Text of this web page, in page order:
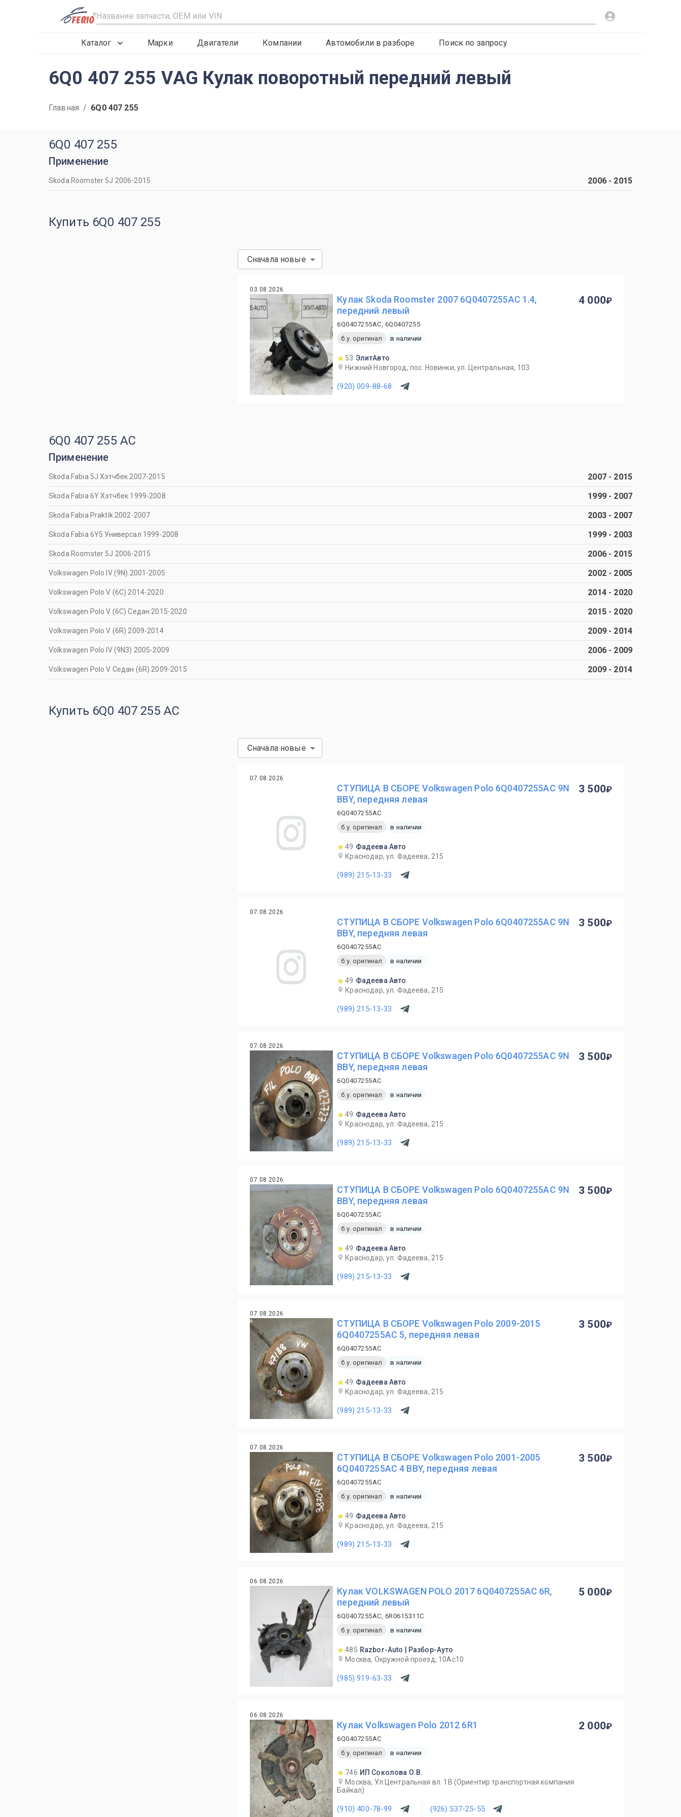
R
Каталог Марки Двигатели Компании Автомобили в разборе Поиск по запросу
6Q0 407 255 VAG Кулак поворотный передний левый
Главная / 6Q0 407 255
6Q0 407 255
Применение
Skoda Roomster 5J 2006-2015 2006- 2015
Купить 6Q0 407 255
Сначала новые
03.08.2026
Кулак Skoda Roomster 2007 6Q0407255AC 1.4,
передний левый
6Q0407255AC, 6Q0407255
б.у. оригинал
в наличии
53 ЭлитАвто
Нижний Новгород, пос. Новинки, ул. Центральная, 103
(920) 009-88-68
4 000
6Q0 407 255 AC
Применение
Skoda Fabia 5J Хэтчбек 2007-2015 2007- 2015
Skoda Fabia 6Y Хэтчбек 1999-2008 1999- 2007
Skoda Fabia Praktik 2002-2007 2003- 2007
Skoda Fabia 6Y5 Универсал 1999-2008 1999- 2003
Skoda Roomster 5J 2006-2015 2006- 2015
Volkswagen Polo IV (9N) 2001-2005 2002- 2005
Volkswagen Polo V (6C) 2014-2020 2014- 2020
Volkswagen Polo V (6C) Седан 2015-2020 2015- 2020
Volkswagen Polo V (6R) 2009-2014 2009- 2014
Volkswagen Polo IV (9N3) 2005-2009 2006- 2009
Volkswagen Polo V Седан (6R) 2009-2015 2009- 2014
Купить 6Q0 407 255 AC
Сначала новые
07.08.2026
СТУПИЦА В СБОРЕ Volkswagen Polo 6Q0407255AC 9N
BBY, передняя левая
6Q0407255AC
б.у. оригинал
в наличии
49 Фадеева Авто
Краснодар, ул. Фадеева, 215
(989) 215-13-33
3 500
07.08.2026
СТУПИЦА В СБОРЕ Volkswagen Polo 6Q0407255AC 9N
BBY, передняя левая
6Q0407255AC
б.у. оригинал
в наличии
49 Фадеева Авто
Краснодар, ул. Фадеева, 215
(989) 215-13-33
3 500
07.08.2026
СТУПИЦА В СБОРЕ Volkswagen Polo 6Q0407255AC 9N
BBY, передняя левая
6Q0407255AC
б.у. оригинал
в наличии
49 Фадеева Авто
Краснодар, ул. Фадеева, 215
(989) 215-13-33
3 500
07.08.2026
СТУПИЦА В СБОРЕ Volkswagen Polo 6Q0407255AC 9N
BBY, передняя левая
6Q0407255AC
б.у. оригинал
в наличии
49 Фадеева Авто
Краснодар, ул. Фадеева, 215
(989) 215-13-33
3 500
07.08.2026
СТУПИЦА В СБОРЕ Volkswagen Polo 2009-2015
6Q0407255AC 5, передняя левая
6Q0407255AC
б.у. оригинал
в наличии
49 Фадеева Авто
Краснодар, ул. Фадеева, 215
(989) 215-13-33
3 500
07.08.2026
СТУПИЦА В СБОРЕ Volkswagen Polo 2001-2005
6Q0407255AC 4 BBY, передняя левая
6Q0407255AC
б.у. оригинал
в наличии
49 Фадеева Авто
Краснодар, ул. Фадеева, 215
(989) 215-13-33
3 500
06.08.2026
Кулак VOLKSWAGEN POLO 2017 6Q0407255AC 6R,
передний левый
6Q0407255AC, 6R0615311C
б.у. оригинал
в наличии
485 Razbor-Auto | Разбор-Ауто
Москва, Окружной проезд, 10Ас10
(985) 919-63-33
5 000
06.08.2026
Кулак Volkswagen Polo 2012 6R1
6Q0407255AC
б.у. оригинал
в наличии
746 ИП Соколова О.В.
Москва, Ул Центральная вл. 1В (Ориентир транспортная компания
Байкал)
(910) 400-78-99 (926) 537-25-55
2 000